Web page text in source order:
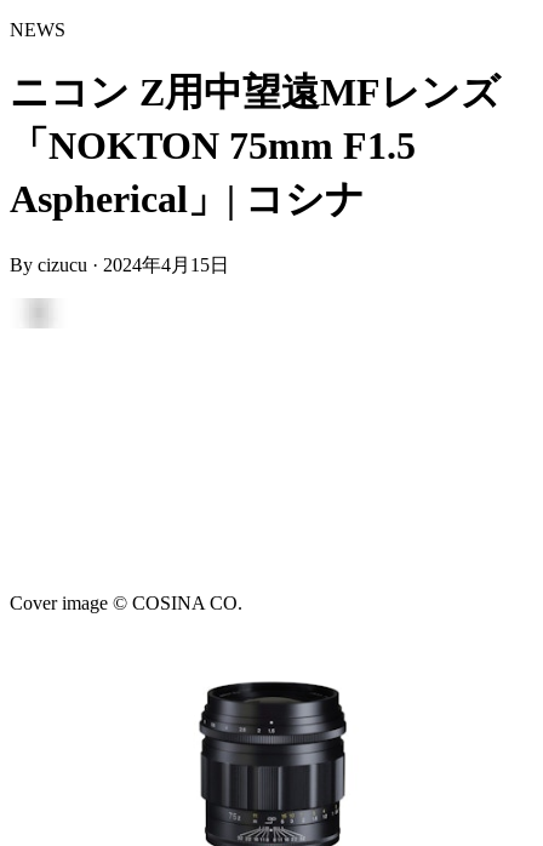
NEWS
ニコン Z用中望遠MFレンズ
「NOKTON 75mm F1.5
Aspherical」| コシナ
By cizucu · 2024年4月15日
Cover image © COSINA CO.